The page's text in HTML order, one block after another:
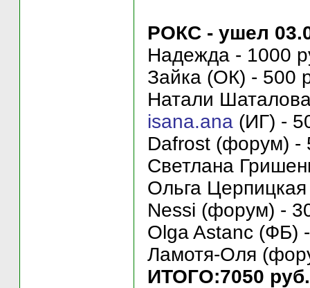
РОКС - ушел
Надежда - 1000
Зайка (ОК) - 500
Натали
isana.ana (ИГ) -
Dafrost (форум) -
Светлана
Ольга
Nessi (форум) -
Olga Astanc (ФБ)
Ламотя-Оля
ИТОГО:7050 руб.